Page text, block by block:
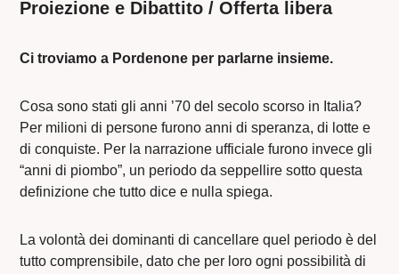
Proiezione e Dibattito / Offerta libera
Ci troviamo a Pordenone per parlarne insieme.
Cosa sono stati gli anni ’70 del secolo scorso in Italia?
Per milioni di persone furono anni di speranza, di lotte e
di conquiste. Per la narrazione ufficiale furono invece gli
“anni di piombo”, un periodo da seppellire sotto questa
definizione che tutto dice e nulla spiega.
La volontà dei dominanti di cancellare quel periodo è del
tutto comprensibile, dato che per loro ogni possibilità di